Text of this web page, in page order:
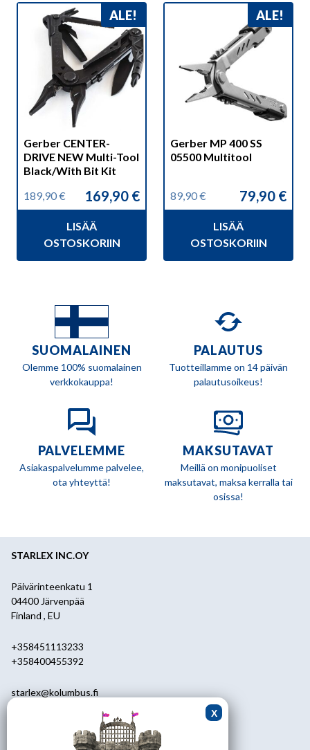
ALE!
Gerber CENTER-
DRIVE NEW Multi-Tool
Black/With Bit Kit
189,90€
Alkuperäinen
hinta
189,90 €.
169,90 €
Nykyinen
hinta
169,90 €.
LISÄÄ
OSTOSKORIIN
ALE!
Gerber MP 400 SS
05500 Multitool
89,90€
Alkuperäinen
hinta
89,90 €.
79,90 €
Nykyinen
hinta
79,90 €.
LISÄÄ
OSTOSKORIIN
SUOMALAINEN
Olemme 100% suomalainen
verkkokauppa!
PALAUTUS
Tuotteillamme on 14 päivän
palautusoikeus!
PALVELEMME
Asiakaspalvelumme palvelee,
ota yhteyttä!
MAKSUTAVAT
Meillä on monipuoliset
maksutavat, maksa kerralla tai
osissa!
STARLEX INC.OY
Päivärinteenkatu 1
04400 Järvenpää
Finland , EU
+358451113233
+358400455392
starlex@kolumbus.fi